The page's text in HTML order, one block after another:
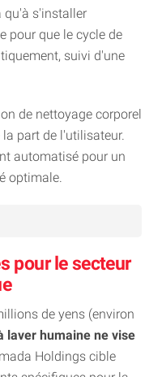
qu'à s'installer
pour que le cycle de
suivi d'une
de nettoyage corporel
part de l'utilisateur.
automatisé pour un
optimale.
pour le secteur
de yens (environ
laver humaine ne vise
Holdings cible